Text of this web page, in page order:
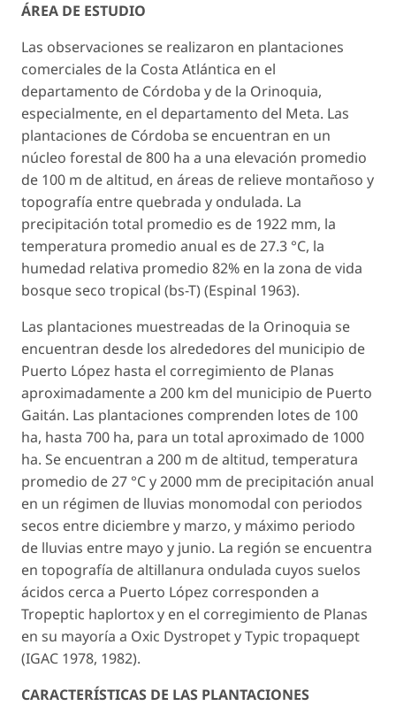
ÁREA DE ESTUDIO
Las observaciones se realizaron en plantaciones
comerciales de la Costa Atlántica en el
departamento de Córdoba y de la Orinoquia,
especialmente, en el departamento del Meta. Las
plantaciones de Córdoba se encuentran en un
núcleo forestal de 800 ha a una elevación promedio
de 100 m de altitud, en áreas de relieve montañoso y
topografía entre quebrada y ondulada. La
precipitación total promedio es de 1922 mm, la
temperatura promedio anual es de 27.3 °C, la
humedad relativa promedio 82% en la zona de vida
bosque seco tropical (bs-T) (Espinal 1963).
Las plantaciones muestreadas de la Orinoquia se
encuentran desde los alrededores del municipio de
Puerto López hasta el corregimiento de Planas
aproximadamente a 200 km del municipio de Puerto
Gaitán. Las plantaciones comprenden lotes de 100
ha, hasta 700 ha, para un total aproximado de 1000
ha. Se encuentran a 200 m de altitud, temperatura
promedio de 27 °C y 2000 mm de precipitación anual
en un régimen de lluvias monomodal con periodos
secos entre diciembre y marzo, y máximo periodo
de lluvias entre mayo y junio. La región se encuentra
en topografía de altillanura ondulada cuyos suelos
ácidos cerca a Puerto López corresponden a
Tropeptic haplortoxy en el corregimiento de Planas
en su mayoría a Oxic DystropetyTypic tropaquept
(IGAC 1978, 1982).
CARACTERÍSTICAS DE LAS PLANTACIONES